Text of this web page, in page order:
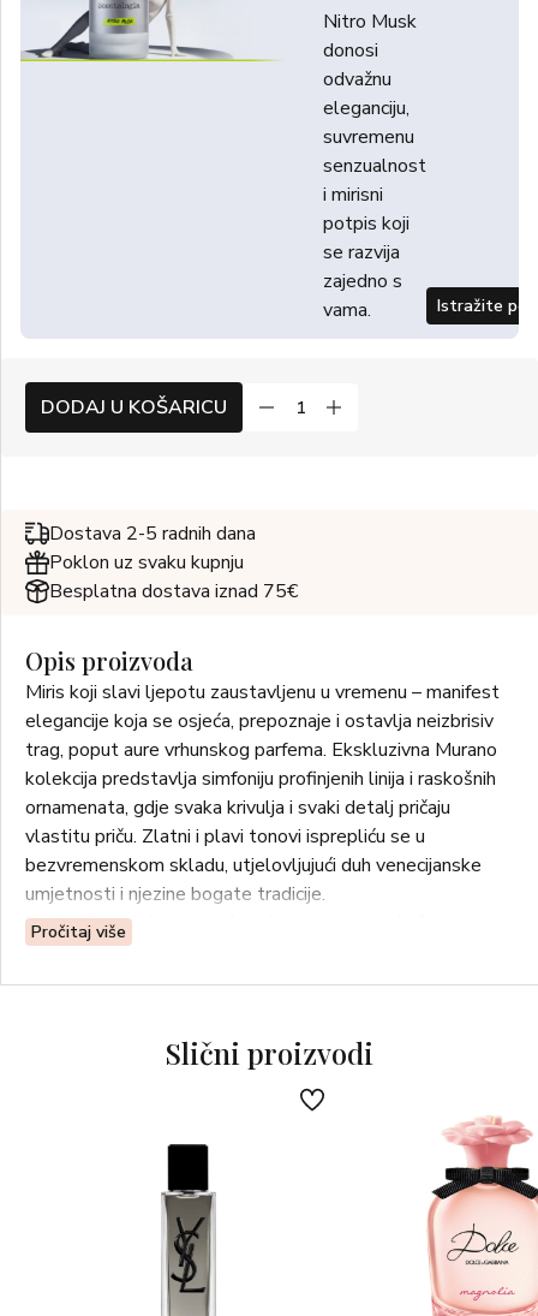
Nitro Musk
donosi
odvažnu
eleganciju,
suvremenu
senzualnost
i mirisni
potpis koji
se razvija
zajedno s
vama.
Istražite
DODAJ U KOŠARICU
Dostava 2-5 radnih dana
Poklon uz svaku kupnju
Besplatna dostava iznad 75€
Opis proizvoda
Miris koji slavi ljepotu zaustavljenu u vremenu – manifest
elegancije koja se osjeća, prepoznaje i ostavlja neizbrisiv
trag, poput aure vrhunskog parfema. Ekskluzivna Murano
kolekcija predstavlja simfoniju profinjenih linija i raskošnih
ornamenata, gdje svaka krivulja i svaki detalj pričaju
vlastitu priču. Zlatni i plavi tonovi isprepliću se u
bezvremenskom skladu, utjelovljujući duh venecijanske
umjetnosti i njezine bogate tradicije.
Inspiracija za miris pronađena je u portretima koji
utjelovljuju ideal renesansne ljepote, spajajući umjetnost,
sofisticiranost i bezvremensku privlačnost u jedinstvenu
Pročitaj više
Slični proizvodi